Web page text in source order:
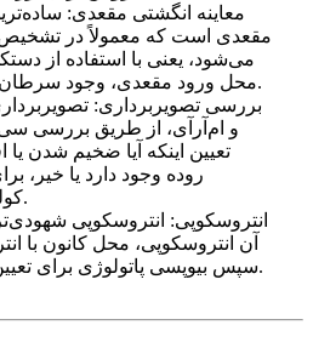
مقعدی است که معمولاً در
می‌شود، یعنی با استفاده از
محل ورود مقعدی، وجود سرطان رکتوم مشخص می‌شود.
و ام‌آر‌آی، از طریق بررسی
تعیین اینکه آیا ضخیم شدن
روده وجود دارد یا خیر،
کولورکتال وجود دارد یا خیر.
آن انتروسکوپی، محل کانون با
سپس بیوپسی پاتولوژی برای تعیین تشخیص انجام می‌شود.